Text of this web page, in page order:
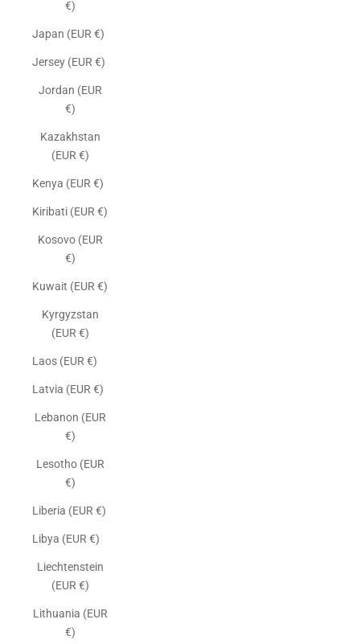
€)
Japan (EUR €)
Jersey (EUR €)
Jordan (EUR
€)
Kazakhstan
(EUR €)
Kenya (EUR €)
Kiribati (EUR €)
Kosovo (EUR
€)
Kuwait (EUR €)
Kyrgyzstan
(EUR €)
Laos (EUR €)
Latvia (EUR €)
Lebanon (EUR
€)
Lesotho (EUR
€)
Liberia (EUR €)
Libya (EUR €)
Liechtenstein
(EUR €)
Lithuania (EUR
€)